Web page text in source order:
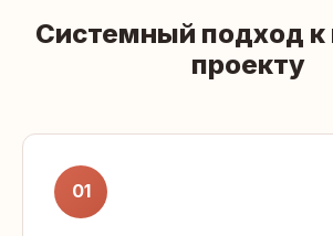
Системный подход
проекту
01